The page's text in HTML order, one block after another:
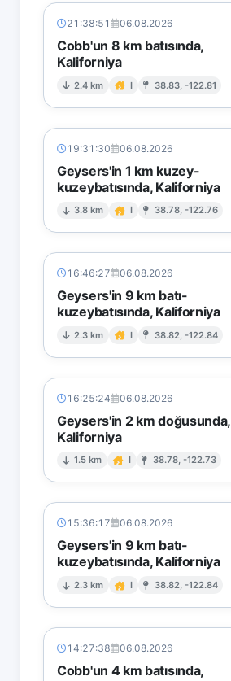
21:38:51 06.08.2026
Cobb'un 8 km batısında,
Kaliforniya
2.4 km I 38.83, -122.81
19:31:30 06.08.2026
Geysers'in 1 km kuzey-
kuzeybatısında, Kaliforniya
3.8 km I 38.78, -122.76
16:46:27 06.08.2026
Geysers'in 9 km batı-
kuzeybatısında, Kaliforniya
2.3 km I 38.82, -122.84
16:25:24 06.08.2026
Geysers'in 2 km doğusunda,
Kaliforniya
1.5 km I 38.78, -122.73
15:36:17 06.08.2026
Geysers'in 9 km batı-
kuzeybatısında, Kaliforniya
2.3 km I 38.82, -122.84
14:27:38 06.08.2026
Cobb'un 4 km batısında,